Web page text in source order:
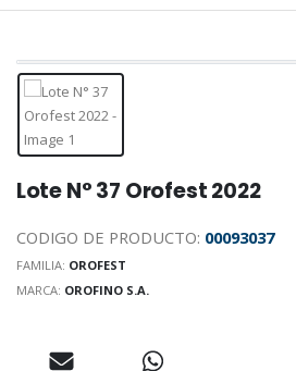
Lote N° 37 Orofest 2022
CODIGO DE PRODUCTO: 00093037
FAMILIA: OROFEST
MARCA: OROFINO S.A.